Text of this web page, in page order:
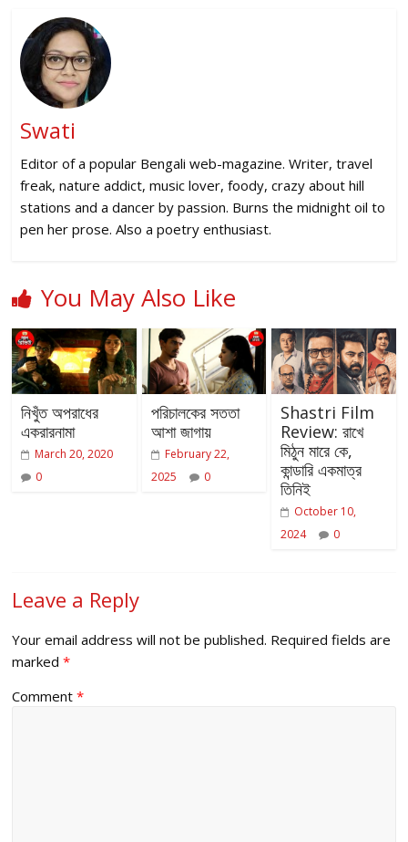
Swati
Editor of a popular Bengali web-magazine. Writer, travel
freak, nature addict, music lover, foody, crazy about hill
stations and a dancer by passion. Burns the midnight oil to
pen her prose. Also a poetry enthusiast.
You May Also Like
নিখুঁত অপরাধের
একরারনামা
March 20, 2020
0
পরিচালকের সততা
আশা জাগায়
February 22,
2025
0
Shastri Film
Review: রাখে
মিঠুন মারে কে,
কান্ডারি একমাত্র
তিনিই
October 10,
2024
0
Leave a Reply
Your email address will not be published. Required fields are
marked*
Comment*